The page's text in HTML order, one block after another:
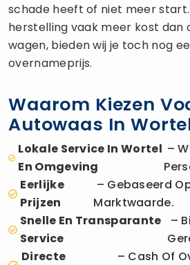
schade heeft of niet meer
herstelling vaak meer kost dan
wagen, bieden wij je toch nog
overnameprijs.
Waarom Kiezen
Autowaas In
Lokale Service In Wortel
En Omgeving
–
Eerlijke
Prijzen
– Gebaseerd
Marktwaarde.
Snelle En Transparante
Service
–
Directe
– Cash Of